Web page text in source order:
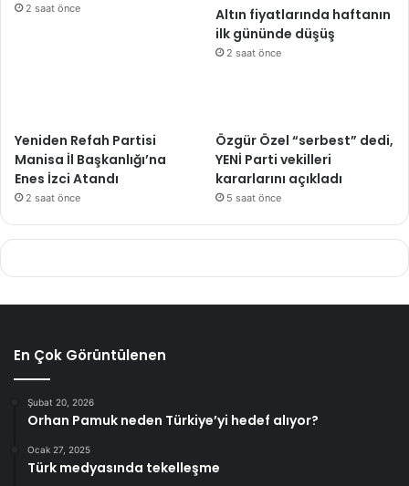
2 saat önce
Altın fiyatlarında haftanın
ilk gününde düşüş
2 saat önce
Yeniden Refah Partisi
Manisa İl Başkanlığı’na
Enes İzci Atandı
2 saat önce
Özgür Özel “serbest” dedi,
YENİ Parti vekilleri
kararlarını açıkladı
5 saat önce
En Çok Görüntülenen
Şubat 20, 2026
Orhan Pamuk neden Türkiye’yi hedef alıyor?
Ocak 27, 2025
Türk medyasında tekelleşme